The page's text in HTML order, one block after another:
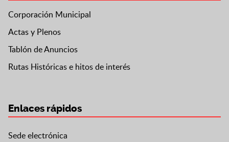
Corporación Municipal
Actas y Plenos
Tablón de Anuncios
Rutas Históricas e hitos de interés
Enlaces rápidos
Sede electrónica